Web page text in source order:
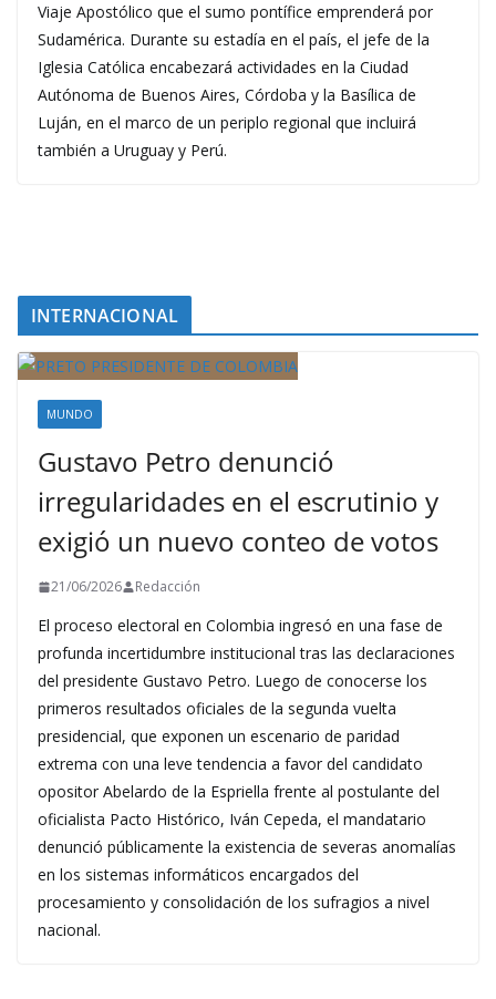
Viaje Apostólico que el sumo pontífice emprenderá por
Sudamérica. Durante su estadía en el país, el jefe de la
Iglesia Católica encabezará actividades en la Ciudad
Autónoma de Buenos Aires, Córdoba y la Basílica de
Luján, en el marco de un periplo regional que incluirá
también a Uruguay y Perú.
INTERNACIONAL
MUNDO
Gustavo Petro denunció
irregularidades en el escrutinio y
exigió un nuevo conteo de votos
21/06/2026 Redacción
El proceso electoral en Colombia ingresó en una fase de
profunda incertidumbre institucional tras las declaraciones
del presidente Gustavo Petro. Luego de conocerse los
primeros resultados oficiales de la segunda vuelta
presidencial, que exponen un escenario de paridad
extrema con una leve tendencia a favor del candidato
opositor Abelardo de la Espriella frente al postulante del
oficialista Pacto Histórico, Iván Cepeda, el mandatario
denunció públicamente la existencia de severas anomalías
en los sistemas informáticos encargados del
procesamiento y consolidación de los sufragios a nivel
nacional.